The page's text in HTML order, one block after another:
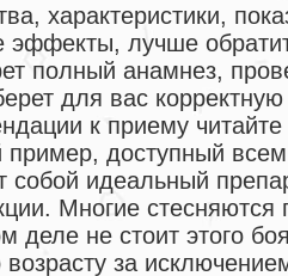
характеристики,
лучше
полный анамнез,
для вас
к приему читайте
пример, доступный
собой идеальный
Многие стесняются
деле не стоит этого
возрасту за